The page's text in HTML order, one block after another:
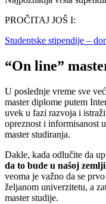
PROČITAJ JOŠ I:
Studentske stipendije –
“On line”
U poslednje vreme sve
master diplome putem
uvek u fazi razvoja i
opreznost i informisanost
master studiranja.
Dakle, kada odlučite da
da to bude u našoj
veoma je važno da se
željanom univerzitetu, a
master studije.